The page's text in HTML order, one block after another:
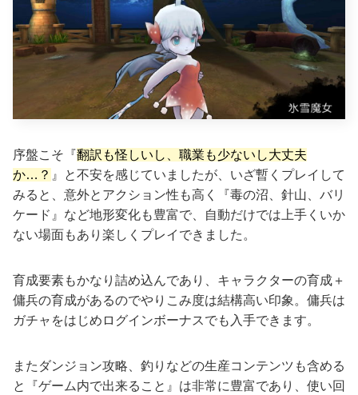
序盤こそ『翻訳も怪しいし、職業も少ないし大丈夫
か…？ 』と不安を感じていましたが、いざ暫くプレイして
みると、意外とアクション性も高く『毒の沼、針山、バリ
ケード』など地形変化も豊富で、自動だけでは上手くいか
ない場面もあり楽しくプレイできました。
育成要素もかなり詰め込んであり、キャラクターの育成＋
傭兵の育成があるのでやりこみ度は結構高い印象。傭兵は
ガチャをはじめログインボーナスでも入手できます。
またダンジョン攻略、釣りなどの生産コンテンツも含める
と『ゲーム内で出来ること』は非常に豊富であり、使い回